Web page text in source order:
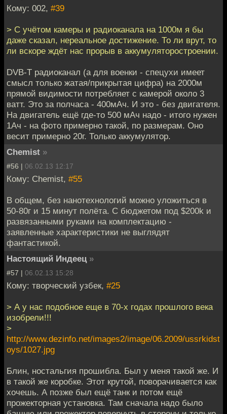
Кому: 002, #39
> С учётом камеры и радиоканала на 1000м я бы
даже сказал, нереальное достижение. То ли врут, то
ли вскоре ждёт нас прорыв в аккумуляторостроении.
DVB-T радиоканал (а для военки - спецухи имеет
смысл только жатая/прикрытая цифра) на 2000м
прямой видимости потребляет с камерой около 3
ватт. Это за полчаса - 400мАч. И это - без двигателя.
На двигатель ещё где-то 500 мАч надо - итого нужен
1Ач - на фото примерно такой, по размерам. Оно
весит примерно 20г. Только аккумулятор.
Chemist »
#56 | 06.02.13 12:17
Кому: Chemist, #55
В общем, без нанотехнологий можно уложиться в
50-80г и 15 минут полёта. С бюджетом под $200k и
развязанными руками на комплектацию -
заявленные характеристики не выглядят
фантастикой.
Настоящий Индеец »
#57 | 06.02.13 15:28
Кому: творческий узбек, #25
> А у нас подобное еще в 70-х годах прошлого века
изобрели!!!
>
http://www.dezinfo.net/images2/image/06.2009/ussrkidst
oys/1027.jpg
Блин, ностальгия прошибла. Был у меня такой же. И
в такой же коробке. Этот крутой, поворачивается как
хочешь. А позже был ещё танк и потом ещё
прожекторная установка. Там сначала надо было